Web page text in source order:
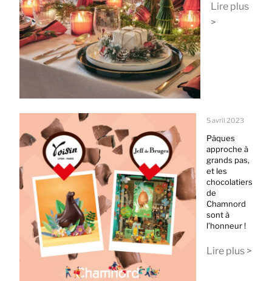
Lire plus
>
5 avril 2023
Pâques
approche à
grands pas,
et les
chocolatiers
de
Chamnord
sont à
l’honneur !
Lire plus >